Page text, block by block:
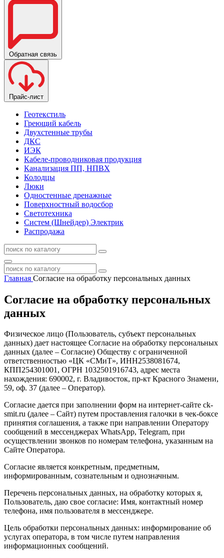
Обратная связь
Прайс-лист
Геотекстиль
Греющий кабель
Двухстенные трубы
ДКС
ИЭК
Кабеле-проводниковая продукция
Канализация ПП, НПВХ
Колодцы
Люки
Одностенные дренажные
Поверхностный водосбор
Светотехника
Систем (Шнейдер) Электрик
Распродажа
Главная Согласие на обработку персональных данных
Согласие на обработку персональных
данных
Физическое лицо (Пользователь, субъект персональных
данных) дает настоящее Согласие на обработку персональных
данных (далее – Согласие) Обществу с ограниченной
ответственностью «ЦК «СМиТ», ИНН2538081674,
КПП254301001, ОГРН 1032501916743, адрес места
нахождения: 690002, г. Владивосток, пр-кт Красного Знамени,
59, оф. 37 (далее – Оператор).
Согласие дается при заполнении форм на интернет-сайте ck-
smit.ru (далее – Сайт) путем проставления галочки в чек-боксе
принятия соглашения, а также при направлении Оператору
сообщений в мессенджерах WhatsApp, Telegram, при
осуществлении звонков по номерам телефона, указанным на
Сайте Оператора.
Согласие является конкретным, предметным,
информированным, сознательным и однозначным.
Перечень персональных данных, на обработку которых я,
Пользователь, даю свое согласие: Имя, контактный номер
телефона, имя пользователя в мессенджере.
Цель обработки персональных данных: информирование об
услугах оператора, в том числе путем направления
информационных сообщений.